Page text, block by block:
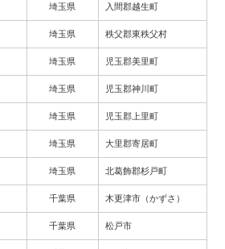
埼玉県 入間郡越生町
埼玉県 秩父郡東秩父村
埼玉県 児玉郡美里町
埼玉県 児玉郡神川町
埼玉県 児玉郡上里町
埼玉県 大里郡寄居町
埼玉県 北葛飾郡杉戸町
千葉県 木更津市（かずさ）
千葉県 松戸市